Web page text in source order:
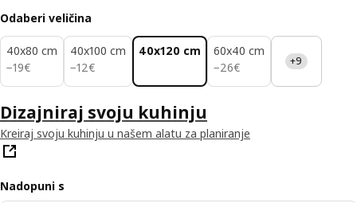
Odaberi veličina
40x80 cm
−19€
19€
40x100 cm
−12€
12€
40x120 cm
60x40 cm
−26€
26€ +9
Dizajniraj svoju kuhinju
Kreiraj svoju kuhinju u našem alatu za planiranje
Nadopuni s